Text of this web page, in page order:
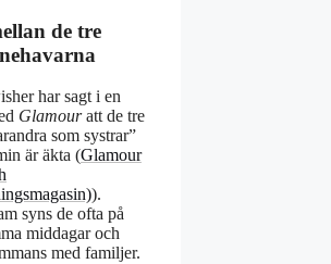
de tre
har sagt i en
Glamouratt de tre
som systrar”
är äkta (Glamour
).
syns de ofta på
middagar och
med familjer.